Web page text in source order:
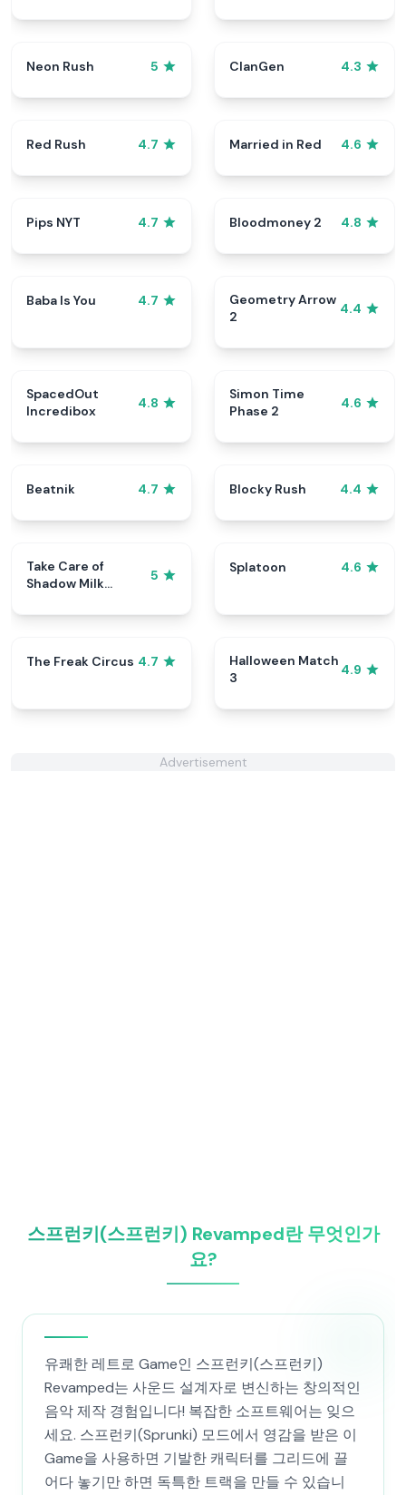
Neon Rush 5 ClanGen 4.3
Red Rush 4.7 Married in Red 4.6
Pips NYT 4.7 Bloodmoney 2 4.8
Baba Is You 4.7
Geometry Arrow
2
4.4
SpacedOut
Incredibox
4.8
Simon Time
Phase 2
4.6
Beatnik 4.7 Blocky Rush 4.4
Take Care of
Shadow Milk
5
Splatoon 4.6
The Freak Circus 4.7
Halloween Match
3
4.9
Advertisement
스프런키(스프런키) Revamped란 무엇인가
요?
유쾌한 레트로 Game인 스프런키(스프런키)
Revamped는 사운드 설계자로 변신하는 창의적인
음악 제작 경험입니다! 복잡한 소프트웨어는 잊으
세요. 스프런키(Sprunki) 모드에서 영감을 받은 이
Game을 사용하면 기발한 캐릭터를 그리드에 끌
어다 놓기만 하면 독특한 트랙을 만들 수 있습니